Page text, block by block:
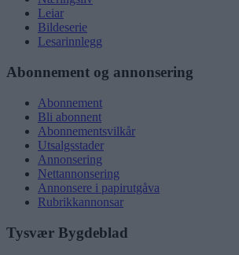
Leiar
Bildeserie
Lesarinnlegg
Abonnement og annonsering
Abonnement
Bli abonnent
Abonnementsvilkår
Utsalgsstader
Annonsering
Nettannonsering
Annonsere i papirutgåva
Rubrikkannonsar
Tysvær Bygdeblad